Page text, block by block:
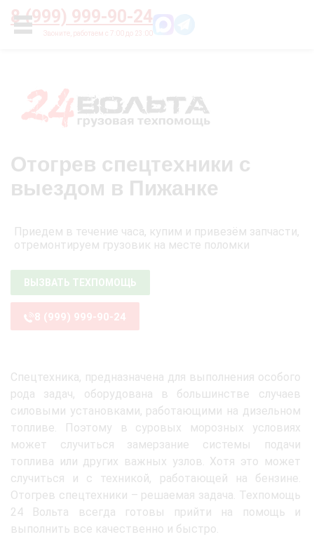
8 (999) 999-90-24
УСЛУГИ
Главная О нас Цены
Отогрев спецтехники с
выездом в Пижанке
Приедем в течение часа, купим и привезём запчасти,
отремонтируем грузовик на месте поломки
ВЫЗВАТЬ ТЕХПОМОЩЬ
8 (999) 999-90-24
Спецтехника, предназначена для выполнения особого
рода задач, оборудована в большинстве случаев
силовыми установками, работающими на дизельном
топливе. Поэтому в суровых морозных условиях
может случиться замерзание системы подачи
топлива или других важных узлов. Хотя это может
случиться и с техникой, работающей на бензине.
Отогрев спецтехники – решаемая задача. Техпомощь
24 Вольта всегда готовы прийти на помощь и
выполнить все качественно и быстро.